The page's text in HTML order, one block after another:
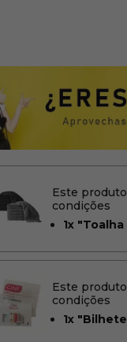
Este
condições
1x
Este
condições
1x